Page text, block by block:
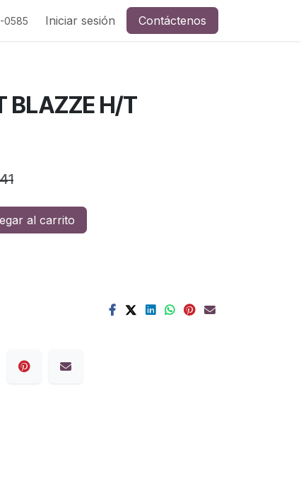
redes sociales
0585 Iniciar sesión Contáctenos
BLAZZE H/T
al carrito